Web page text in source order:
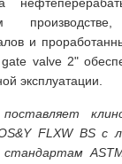
производстве,
и
valve 2"
эксплуатации.
FLXW BS с
ASTM